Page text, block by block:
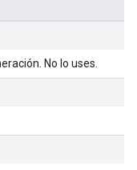
No lo uses.